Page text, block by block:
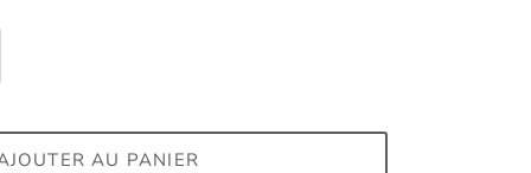
AU PANIER